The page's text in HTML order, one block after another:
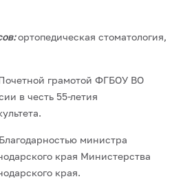
ортопедическая стоматология,
грамотой ФГБОУ ВО
в честь 55-летия
министра
края Министерства
края.